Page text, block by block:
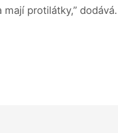
protilátky,” dodává.